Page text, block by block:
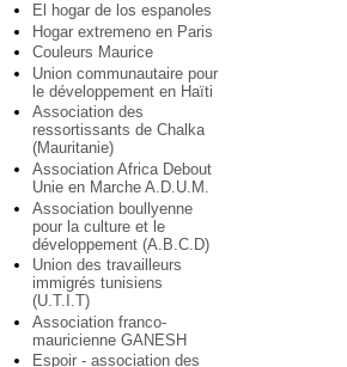
El hogar de los espanoles
Hogar extremeno en Paris
Couleurs Maurice
Union communautaire pour
le développement en Haïti
Association des
ressortissants de Chalka
(Mauritanie)
Association Africa Debout
Unie en Marche A.D.U.M.
Association boullyenne
pour la culture et le
développement (A.B.C.D)
Union des travailleurs
immigrés tunisiens
(U.T.I.T)
Association franco-
mauricienne GANESH
Espoir - association des